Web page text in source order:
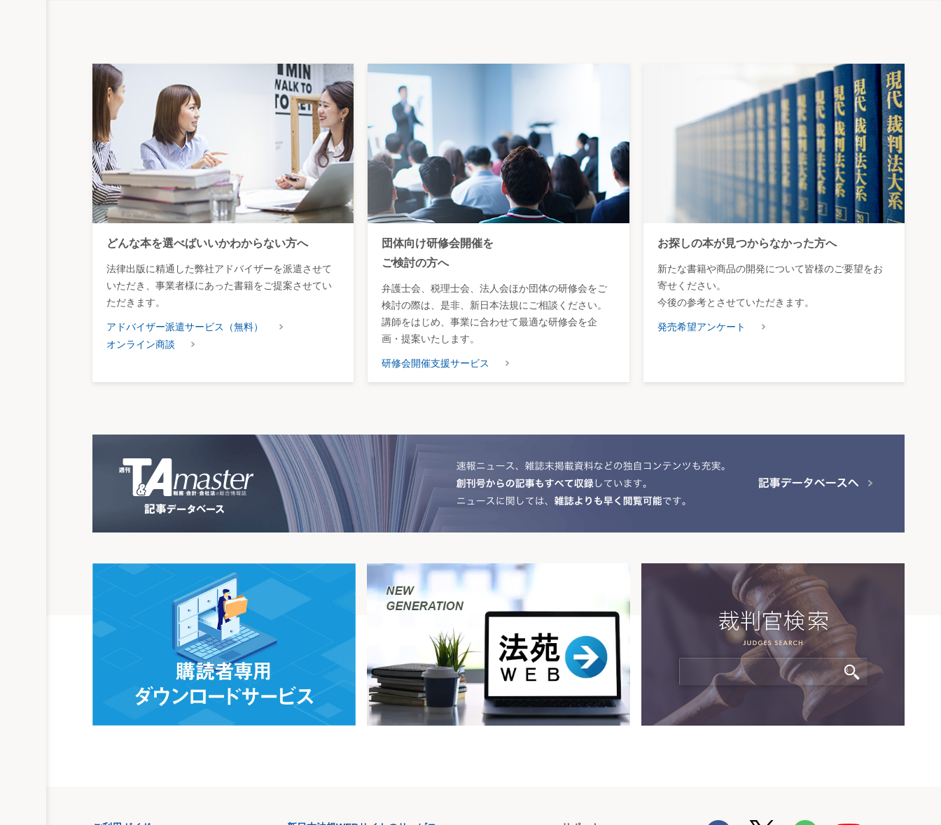
どんな本を選べばいいかわからない方へ
法律出版に精通した弊社アドバイザーを派遣させて
いただき、事業者様にあった書籍をご提案させてい
ただきます。
アドバイザー派遣サービス（無料）
オンライン商談
団体向け研修会開催を
ご検討の方へ
弁護士会、税理士会、法人会ほか団体の研修会をご
検討の際は、是非、新日本法規にご相談ください。
講師をはじめ、事業に合わせて最適な研修会を企
画・提案いたします。
研修会開催支援サービス
お探しの本が見つからなかった方へ
新たな書籍や商品の開発について皆様のご要望をお
寄せください。
今後の参考とさせていただきます。
発売希望アンケート